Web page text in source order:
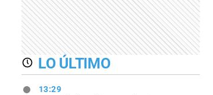
LO ÚLTIMO
13:29